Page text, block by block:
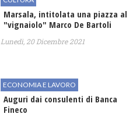
Marsala, intitolata una piazza al
"vignaiolo" Marco De Bartoli
Lunedì, 20 Dicembre 2021
ECONOMIA E LAVORO
Auguri dai consulenti di Banca
Fineco